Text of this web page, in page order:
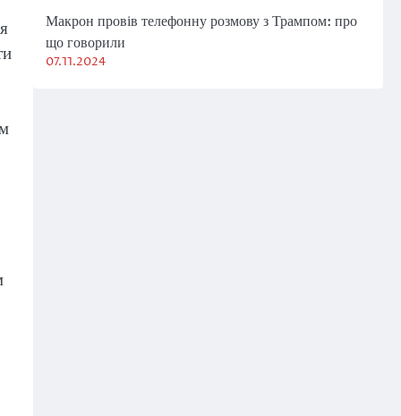
Макрон провів телефонну розмову з Трампом: про
що говорили
07.11.2024